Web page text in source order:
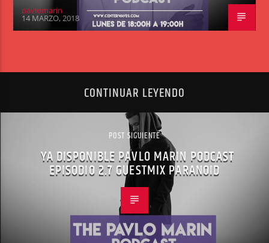
pavlomarin
14 MARZO, 2018
CONTINUAR LEYENDO
POST SIGUIENTE
YA DISPONIBLE PAVLO MARIN PODCAST
EPISODIO 2.7 GUESTMIX PARANOID